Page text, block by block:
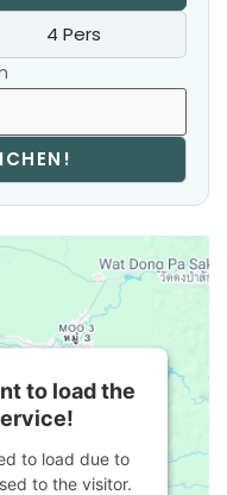
4 Pers
to load the
to load due to
to the visitor.